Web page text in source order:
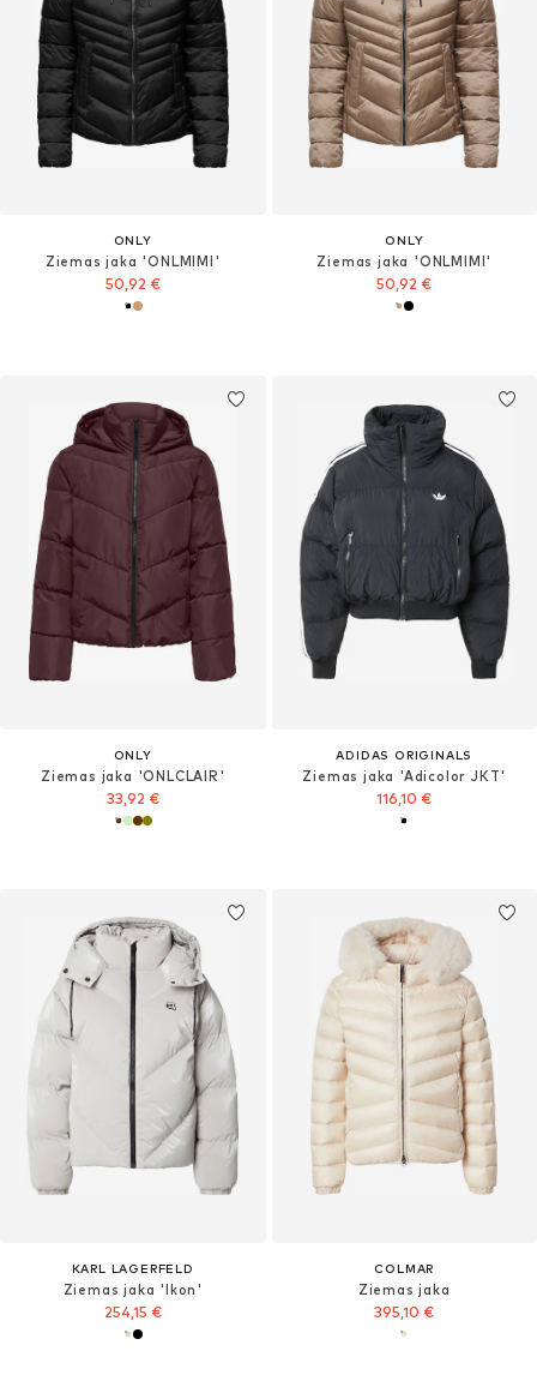
ONLY
Ziemas jaka 'ONLMIMI'
50,92 €
ONLY
Ziemas jaka 'ONLMIMI'
50,92 €
ONLY
Ziemas jaka 'ONLCLAIR'
33,92 €
ADIDAS ORIGINALS
Ziemas jaka 'Adicolor JKT'
116,10 €
KARL LAGERFELD
Ziemas jaka 'Ikon'
254,15 €
COLMAR
Ziemas jaka
395,10 €